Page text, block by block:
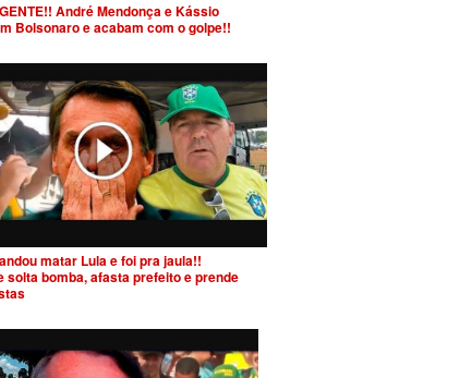
André Mendonça e Kássio
Bolsonaro e acabam com o golpe!!
matar Lula e foi pra jaula!!
solta bomba, afasta prefeito e prende